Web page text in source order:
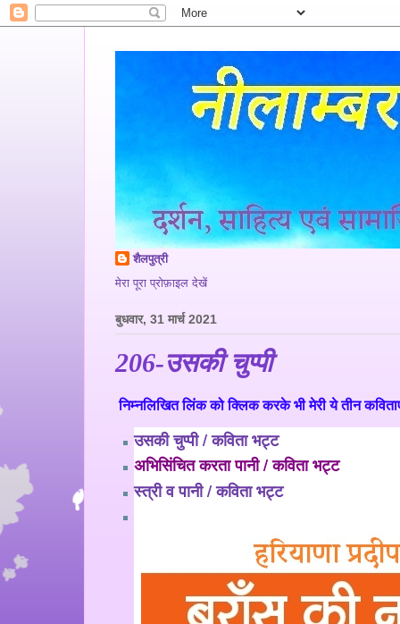
शैलपुत्री
मेरा पूरा प्रोफ़ाइल देखें
बुधवार, 31 मार्च 2021
206-उसकी चुप्पी
निम्नलिखित लिंक को क्लिक करके भी मेरी ये तीन
उसकी चुप्पी / कविता भट्ट
अभिसिंचित करता पानी / कविता भट्ट
स्त्री व पानी / कविता भट्ट